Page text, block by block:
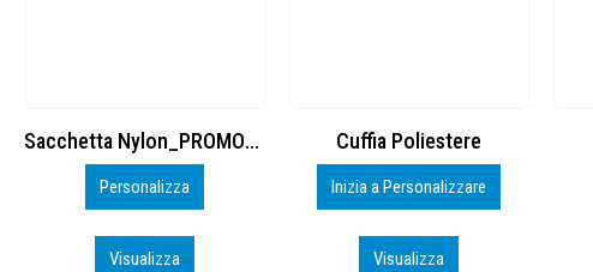
Cuffia Poliestere
Inizia a Personalizzare
Visualizza
BS600 – 5139960
Personalizza
Visualizza